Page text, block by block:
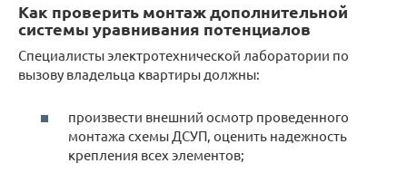
Как проверить монтаж дополнительной
системы уравнивания потенциалов
Специалисты электротехнической лаборатории по
вызову владельца квартиры должны:
произвести внешний осмотр проведенного
монтажа схемы ДСУП, оценить надежность
крепления всех элементов;